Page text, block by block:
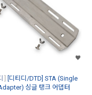
[디티디/DTD] STA (Single
싱글 탱크 어댑터